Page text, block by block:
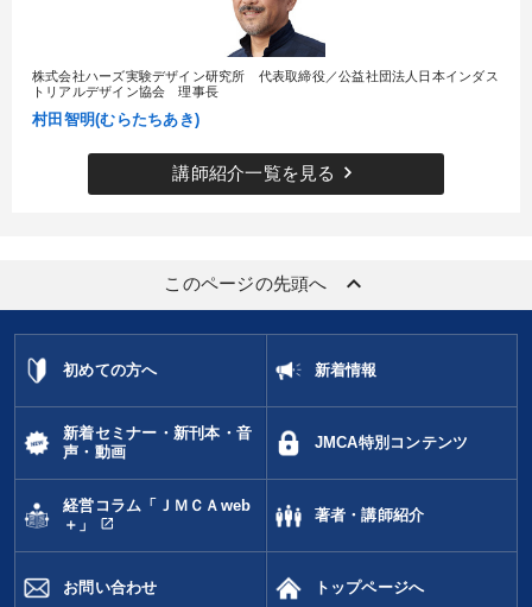
株式会社ハーズ実験デザイン研究所 代表取締役／公益社団法人日本インダス
トリアルデザイン協会 理事長
村田智明(むらたちあき)
講師紹介一覧を見る keyboard_arrow_right
このページの先頭へ keyboard_arrow_up
初めての方へ 新着情報
新着セミナー・新刊本・音
声・動画
JMCA特別コンテンツ
経営コラム「ＪＭＣＡweb
＋」
open_in_new
著者・講師紹介
お問い合わせ トップページへ